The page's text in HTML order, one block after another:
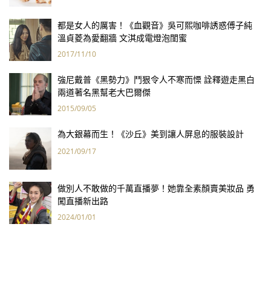
都是女人的厲害！《血觀音》吳可熙咖啡誘惑傅子純
溫貞菱為愛翻牆 文淇成電燈泡閨蜜
2017/11/10
強尼戴普《黑勢力》鬥狠令人不寒而慄 詮釋遊走黑白
兩道著名黑幫老大巴爾傑
2015/09/05
為大銀幕而生！《沙丘》美到讓人屏息的服裝設計
2021/09/17
做別人不敢做的千萬直播夢！她靠全素顏賣美妝品 勇
闖直播新出路
2024/01/01